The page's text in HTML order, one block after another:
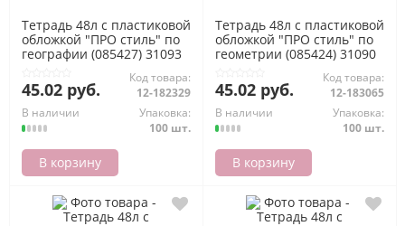
Тетрадь 48л с пластиковой
обложкой "ПРО стиль" по
географии (085427) 31093
45.02 руб.
Код товара:
12-182329
В наличии
Упаковка:
100 шт.
В корзину
Тетрадь 48л с пластиковой
обложкой "ПРО стиль" по
геометрии (085424) 31090
45.02 руб.
Код товара:
12-183065
В наличии
Упаковка:
100 шт.
В корзину